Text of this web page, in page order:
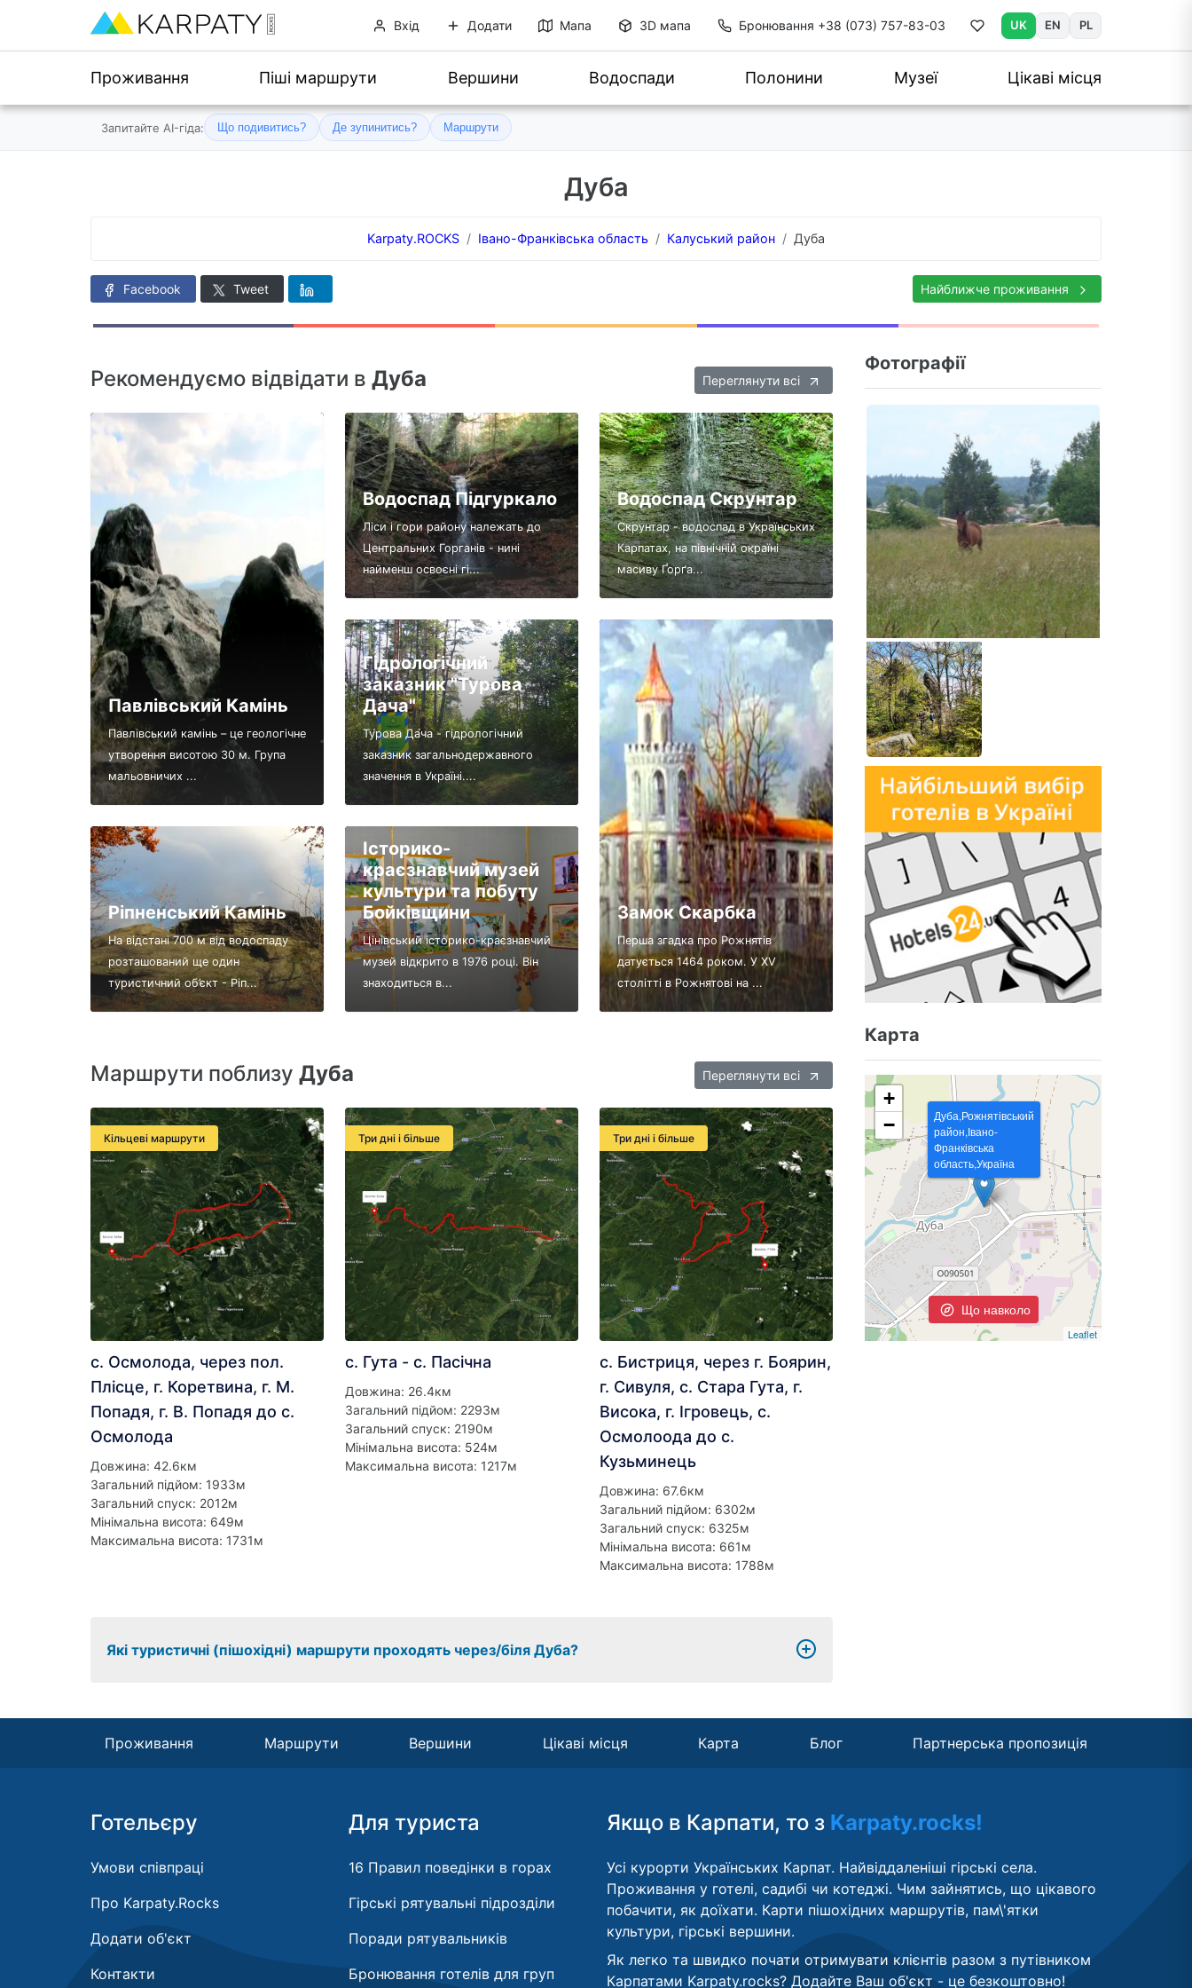
Вхід Додати Мапа 3D мапа Бронювання +38 (073) 757-83-03 UK EN PL
Проживання Піші маршрути Вершини Водоспади Полонини Музеї Цікаві місця
Запитайте AI-гіда: Що подивитись? Де зупинитись? Маршрути
Дуба
Karpaty.ROCKS Івано-Франківська область Калуський район Дуба
Facebook Tweet Найближче проживання
Рекомендуємо відвідати в Дуба Переглянути всі
Павлівський Камінь
Павлівський камінь – це геологічне
утворення висотою 30 м. Група
мальовничих ...
Ріпненський Камінь
На відстані 700 м від водоспаду
розташований ще один
туристичний об’єкт - Ріп...
Водоспад Підгуркало
Ліси і гори району належать до
Центральних Горганів - нині
найменш освоєні гі...
Гідрологічний
заказник "Турова
Дача"
Ту́рова Да́ча - гідрологічний
заказник загальнодержавного
значення в Україні....
Історико-
краєзнавчий музей
культури та побуту
Бойківщини
Цінівський історико-краєзнавчий
музей відкрито в 1976 році. Він
знаходиться в...
Водоспад Скрунтар
Скрунтар - водоспад в Українських
Карпатах, на північній окраїні
масиву Ґорґа...
Замок Скарбка
Перша згадка про Рожнятів
датується 1464 роком. У ХV
столітті в Рожнятові на ...
Маршрути поблизу Дуба Переглянути всі
Кільцеві маршрути
с. Осмолода, через пол.
Плісце, г. Коретвина, г. М.
Попадя, г. В. Попадя до с.
Осмолода
Довжина: 42.6км
Загальний підйом: 1933м
Загальний спуск: 2012м
Мінімальна висота: 649м
Максимальна висота: 1731м
Три дні і більше
с. Гута - с. Пасічна
Довжина: 26.4км
Загальний підйом: 2293м
Загальний спуск: 2190м
Мінімальна висота: 524м
Максимальна висота: 1217м
Три дні і більше
с. Бистриця, через г. Боярин,
г. Сивуля, с. Стара Гута, г.
Висока, г. Ігровець, с.
Осмолоода до с.
Кузьминець
Довжина: 67.6км
Загальний підйом: 6302м
Загальний спуск: 6325м
Мінімальна висота: 661м
Максимальна висота: 1788м
Які туристичні (пішохідні) маршрути проходять через/біля Дуба?
Фотографії
Карта
Що навколо
Дуба,Рожнятівський
район,Івано-
Франківська
область,Україна
+
−
Leaflet
Проживання Маршрути Вершини Цікаві місця Карта Блог Партнерська пропозиція
Готельєру
Умови співпраці
Про Karpaty.Rocks
Додати об'єкт
Контакти
Для туриста
16 Правил поведінки в горах
Гірські рятувальні підрозділи
Поради рятувальників
Бронювання готелів для груп
Якщо в Карпати, то з Karpaty.rocks!
Усі курорти Українських Карпат. Найвіддаленіші гірські села.
Проживання у готелі, садибі чи котеджі. Чим зайнятись, що цікавого
побачити, як доїхати. Карти пішохідних маршрутів, пам\'ятки
культури, гірські вершини.
Як легко та швидко почати отримувати клієнтів разом з путівником
Карпатами Karpaty.rocks? Додайте Ваш об'єкт - це безкоштовно!